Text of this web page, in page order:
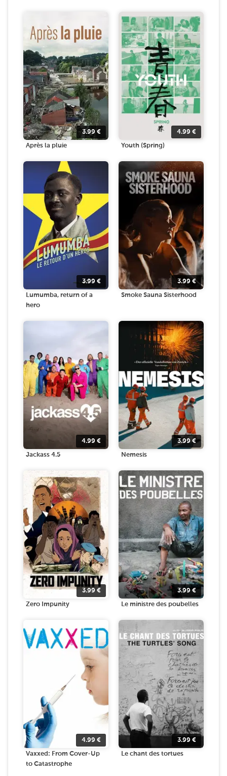
3.99 €
Après la pluie
4.99 €
Youth (Spring)
3.99 €
Lumumba, return of a
hero
3.99 €
Smoke Sauna Sisterhood
4.99 €
Jackass 4.5
3.99€
Nemesis
3.99 €
Zero Impunity
3.99 €
Le ministre des poubelles
4.99 €
Vaxxed: From Cover-Up
to Catastrophe
3.99 €
Le chant des tortues